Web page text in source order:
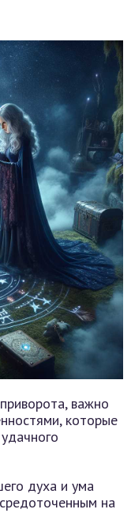
важно
которые
духа и ума
на